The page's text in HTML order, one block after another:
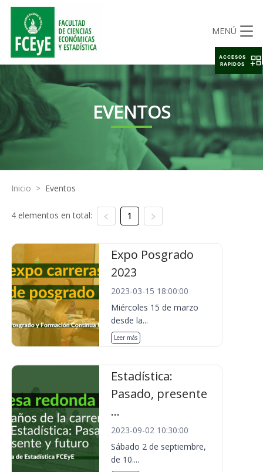
MENÚ
EVENTOS
Inicio > Eventos
4 elementos en total: 1
Expo Posgrado
2023
2023-03-15 18:00:00
Miércoles 15 de marzo
desde la...
Leer más
Estadística:
Pasado, presente
...
2023-09-02 10:30:00
Sábado 2 de septiembre,
de 10....
ACCESOS
RAPIDOS